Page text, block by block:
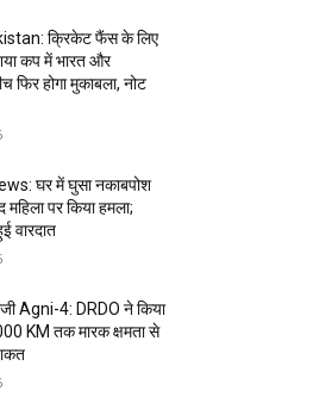
क्रिकेट फैंस के लिए
कप में भारत और
फिर होगा मुकाबला, नोट
घर में घुसा नकाबपोश
महिला पर किया हमला;
वारदात
Agni-4: DRDO ने किया
KM तक मारक क्षमता से